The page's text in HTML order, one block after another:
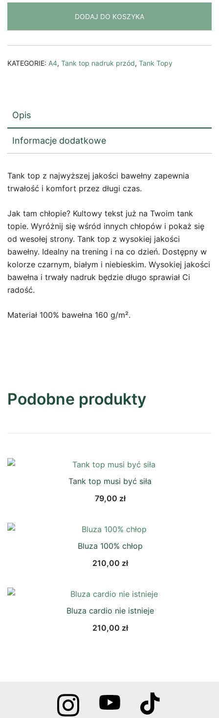
tam
chłopie
DODAJ DO KOSZYKA
KATEGORIE: A4, Tank top nadruk przód, Tank Topy
Opis
Informacje dodatkowe
Tank top z najwyższej jakości bawełny zapewnia
trwałość i komfort przez długi czas.
Jak tam chłopie? Kultowy tekst już na Twoim tank
topie. Wyróżnij się wśród innych chłopów i pokaż się
od wesołej strony. Tank top z wysokiej jakości
bawełny. Idealny na trening i na co dzień. Dostępny w
kolorze czarnym, białym i niebieskim. Wysokiej jakości
bawełna i trwały nadruk będzie długo sprawiał Ci
radość.
Materiał 100% bawełna 160 g/m².
Podobne produkty
Tank top musi być siła
79,00 zł
Bluza 100% chłop
210,00 zł
Bluza cardio nie istnieje
210,00 zł